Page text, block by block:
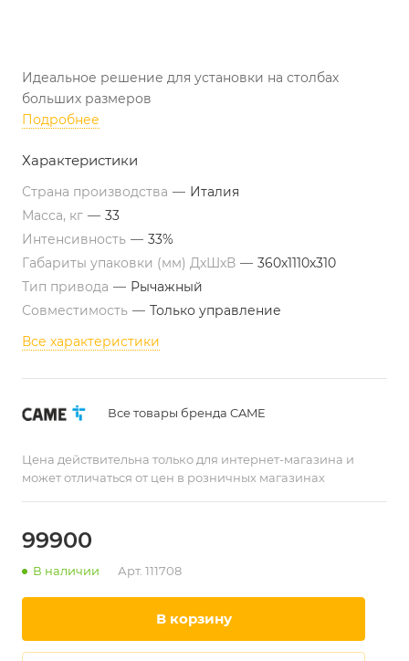
Идеальное решение для установки на столбах
больших размеров
Подробнее
Характеристики
Страна производства — Италия
Масса, кг — 33
Интенсивность — 33%
Габариты упаковки (мм) ДхШхВ — 360х1110х310
Тип привода — Рычажный
Совместимость — Только управление
Все характеристики
Все товары бренда CAME
Цена действительна только для интернет-магазина и
может отличаться от цен в розничных магазинах
99900
В наличии Арт. 111708
в корзину